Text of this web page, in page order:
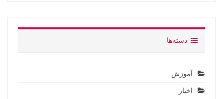
دسته‌ها
آموزش
اخبار